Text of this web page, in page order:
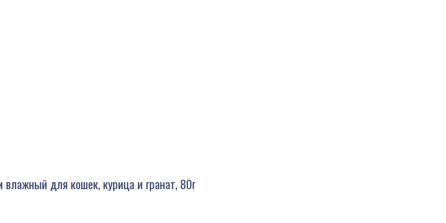
для кошек, курица и гранат, 80г